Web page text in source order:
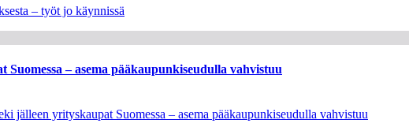
– työt jo käynnissä
– asema pääkaupunkiseudulla vahvistuu
jälleen yrityskaupat Suomessa – asema pääkaupunkiseudulla vahvistuu